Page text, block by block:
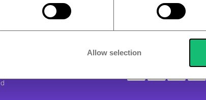
Allow selection
intenti di
il sistema di
I tuoi dati
PAGAMENTO
Se espressamente richiesto è